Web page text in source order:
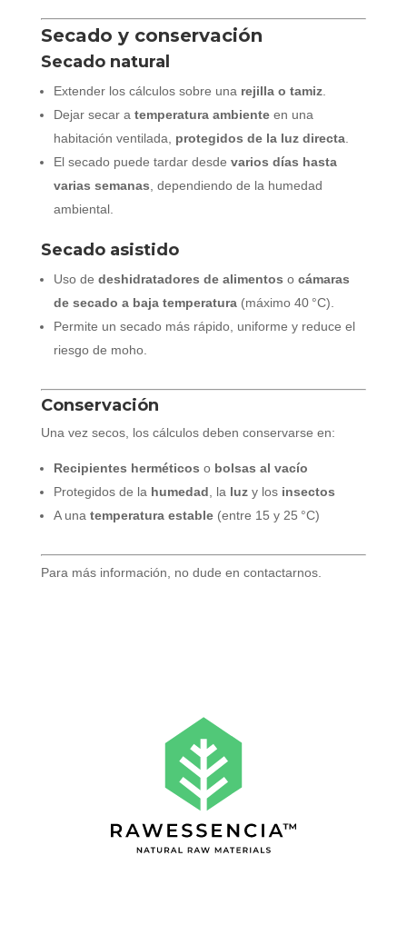
Secado y conservación
Secado natural
Extender los cálculos sobre una rejilla o tamiz.
Dejar secar a temperatura ambienteen una
habitación ventilada, protegidos de la luz directa.
El secado puede tardar desde varios días hasta
varias semanas , dependiendo de la humedad
ambiental.
Secado asistido
Uso de deshidratadores de alimentos o cámaras
de secado a baja temperatura(máximo 40 °C).
Permite un secado más rápido, uniforme y reduce el
riesgo de moho.
Conservación
Una vez secos, los cálculos deben conservarse en:
Recipientes herméticos o bolsas al vacío
Protegidos de la humedad , la luzy los insectos
A una temperatura estable(entre 15 y 25 °C)
Para más información, no dude en contactarnos.